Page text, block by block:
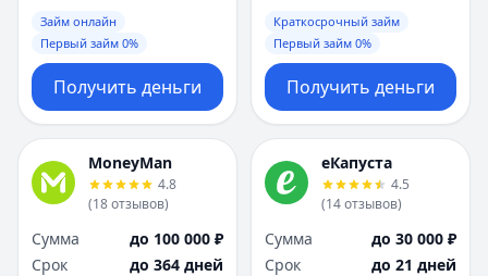
Займ онлайн
Первый займ 0%
Получить деньги
Краткосрочный займ
Первый займ 0%
Получить деньги
MoneyMan
4.8
(18отзывов)
Сумма
до 100 000 ₽
Срок
до 364 дней
еКапуста
4.5
(14отзывов)
Сумма
до 30 000 ₽
Срок
до 21 дней